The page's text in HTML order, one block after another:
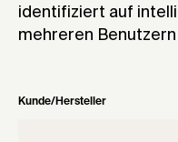
identifiziert auf
mehreren
Kunde/Hersteller